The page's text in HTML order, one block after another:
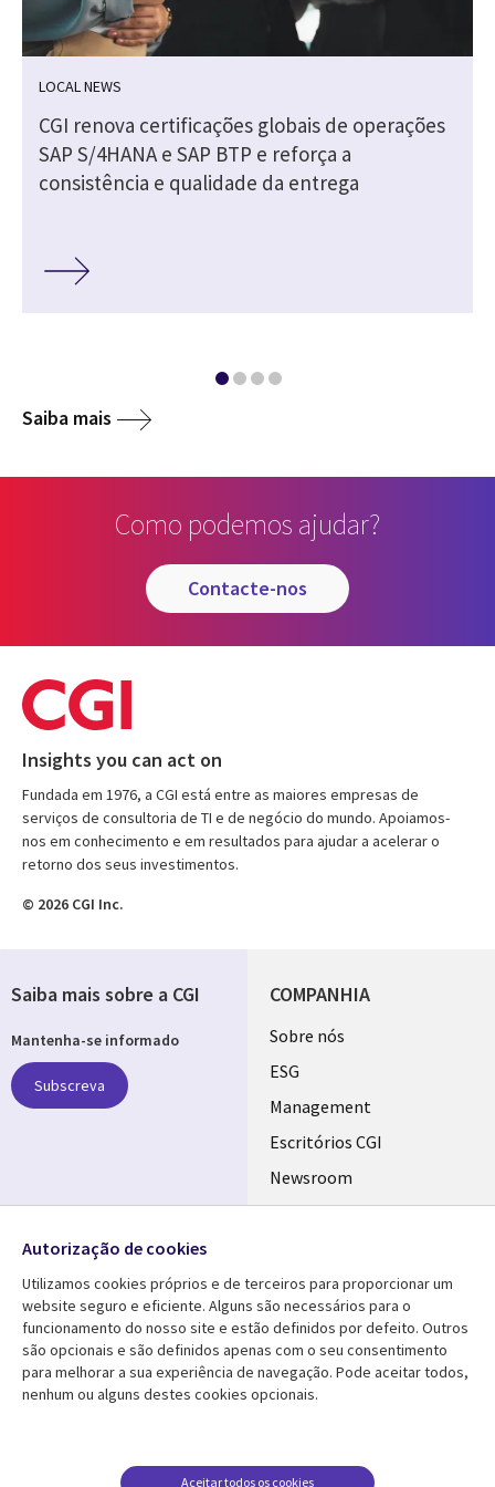
LOCAL NEWS
CGI renova certificações globais de operações
SAP S/4HANA e SAP BTP e reforça a
consistência e qualidade da entrega
Saiba mais
Como podemos ajudar?
contacte-nos
Insights you can act on
Fundada em 1976, a CGI está entre as maiores empresas de
serviços de consultoria de TI e de negócio do mundo. Apoiamos-
nos em conhecimento e em resultados para ajudar a acelerar o
retorno dos seus investimentos.
© 2026 CGI Inc.
COMPANHIA
Useful
links
PORTUGAL
Sobre nós
ESG
Management
Escritórios CGI
Newsroom
Ecossistema de
Fusões
Media Center
Library
AJUDA
Legal
Saiba mais sobre a CGI
Mantenha-se informado
Subscreva
Social
Media
PORTUGAL
Autorização de cookies
Utilizamos cookies próprios e de terceiros para proporcionar um
website seguro e eficiente. Alguns são necessários para o
funcionamento do nosso site e estão definidos por defeito. Outros
são opcionais e são definidos apenas com o seu consentimento
para melhorar a sua experiência de navegação. Pode aceitar todos,
nenhum ou alguns destes cookies opcionais.
Aceitar todos os cookies